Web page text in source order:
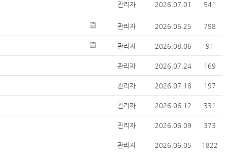
관리자 2026.07.01 541
관리자 2026.06.25 798
관리자 2026.08.06 91
관리자 2026.07.24 169
관리자 2026.07.18 197
관리자 2026.06.12 331
관리자 2026.06.09 373
관리자 2026.06.05 1822